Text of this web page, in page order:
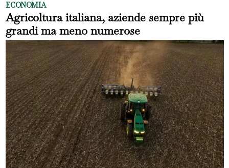
ECONOMIA
Agricoltura italiana, aziende sempre più
grandi ma meno numerose